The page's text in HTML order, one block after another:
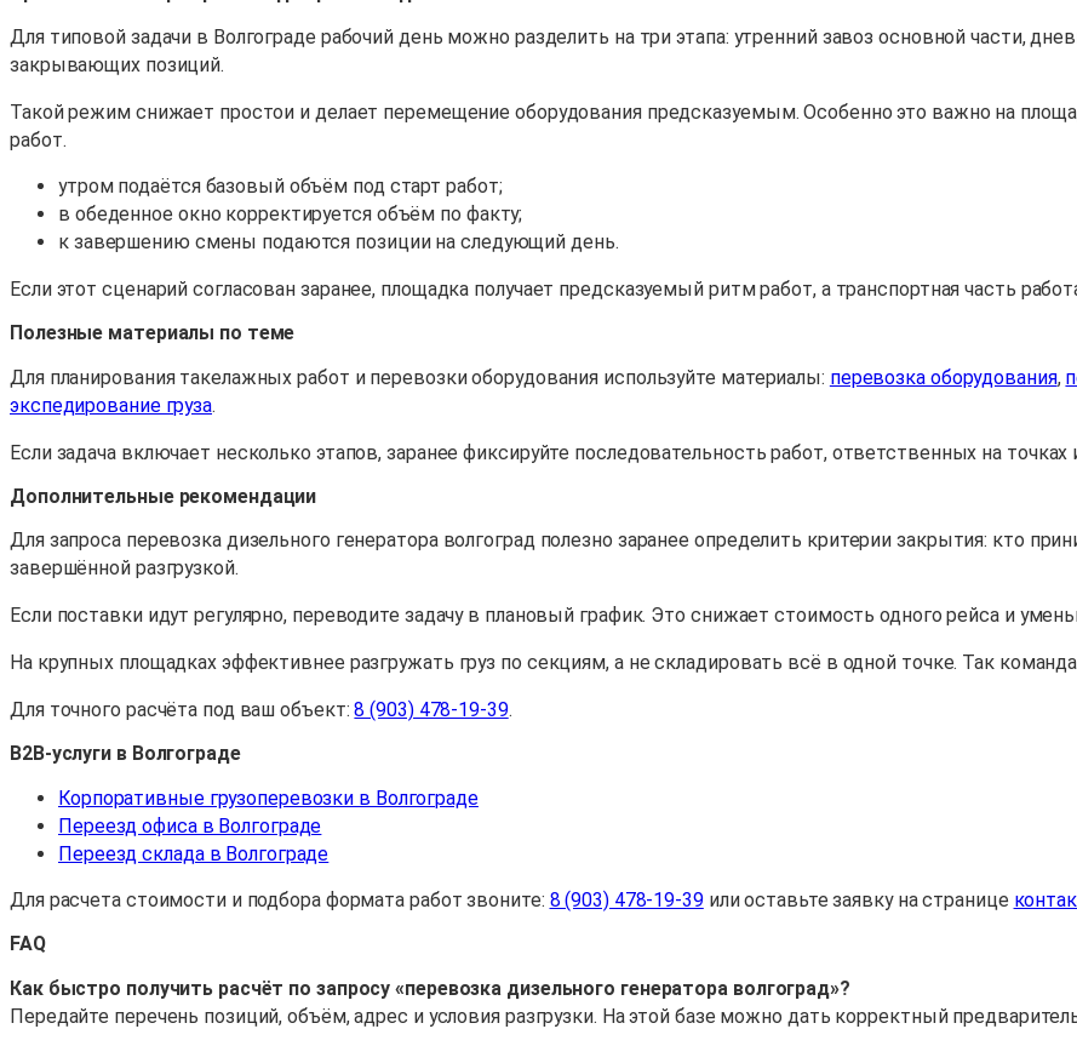
Для типовой задачи в Волгограде рабочий день можно разделить на три этапа: утренний завоз основной части,
закрывающих позиций.
Такой режим снижает простои и делает перемещение оборудования предсказуемым. Особенно это важно на
работ.
утром подаётся базовый объём под старт работ;
в обеденное окно корректируется объём по факту;
к завершению смены подаются позиции на следующий день.
Если этот сценарий согласован заранее, площадка получает предсказуемый ритм работ, а транспортная часть
Полезные материалы по теме
Для планирования такелажных работ и перевозки оборудования используйте материалы: перевозка оборудования,
экспедирование груза.
Если задача включает несколько этапов, заранее фиксируйте последовательность работ, ответственных на точках
Дополнительные рекомендации
Для запроса перевозка дизельного генератора волгоград полезно заранее определить критерии закрытия: кто
завершённой разгрузкой.
Если поставки идут регулярно, переводите задачу в плановый график. Это снижает стоимость одного рейса и
На крупных площадках эффективнее разгружать груз по секциям, а не складировать всё в одной точке. Так
Для точного расчёта под ваш объект:8 (903) 478-19-39.
B2B-услуги в Волгограде
Корпоративные грузоперевозки в Волгограде
Переезд офиса в Волгограде
Переезд склада в Волгограде
Для расчета стоимости и подбора формата работ звоните: 8 (903) 478-19-39или оставьте заявку на странице
FAQ
Как быстро получить расчёт по запросу «перевозка дизельного генератора волгоград»?
Передайте перечень позиций, объём, адрес и условия разгрузки. На этой базе можно дать корректный